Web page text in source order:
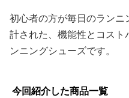
初心者の方が毎日のラン
計された、機能性とコス
ンニングシューズです。
今回紹介した商品一覧